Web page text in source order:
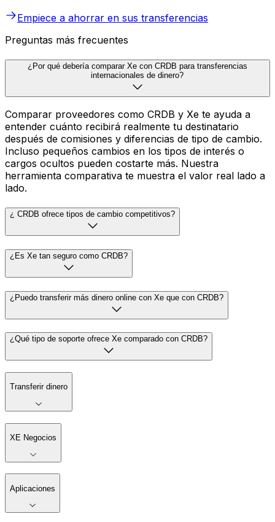
Empiece a ahorrar en sus transferencias
Preguntas más frecuentes
¿Por qué debería comparar Xe con CRDB para transferencias
internacionales de dinero?
Comparar proveedores como CRDB y Xe te ayuda a
entender cuánto recibirá realmente tu destinatario
después de comisiones y diferencias de tipo de cambio.
Incluso pequeños cambios en los tipos de interés o
cargos ocultos pueden costarte más. Nuestra
herramienta comparativa te muestra el valor real lado a
lado.
¿ CRDB ofrece tipos de cambio competitivos?
¿Es Xe tan seguro como CRDB?
¿Puedo transferir más dinero online con Xe que con CRDB?
¿Qué tipo de soporte ofrece Xe comparado con CRDB?
Transferir dinero
XE Negocios
Aplicaciones